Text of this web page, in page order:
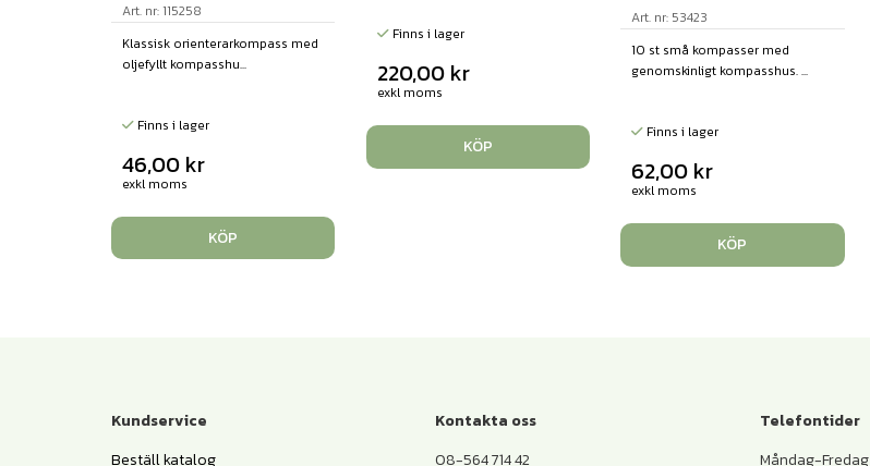
Art. nr: 115258
Klassisk orienterarkompass med
oljefyllt kompasshu...
Finns i lager
46,00 kr
exkl moms
KÖP
Finns i lager
220,00 kr
exkl moms
KÖP
Art. nr: 53423
10 st små kompasser med
genomskinligt kompasshus. ...
Finns i lager
62,00 kr
exkl moms
KÖP
Kundservice
Beställ katalog
Kontakta oss
08-564 714 42
Telefontider
Måndag-Fredag